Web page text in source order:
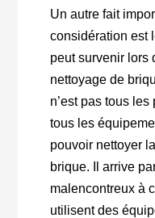
Un autre fait
considération est
peut survenir lors
nettoyage de
n’est pas tous
tous les
pouvoir nettoyer
brique. Il arrive
malencontreux à
utilisent des